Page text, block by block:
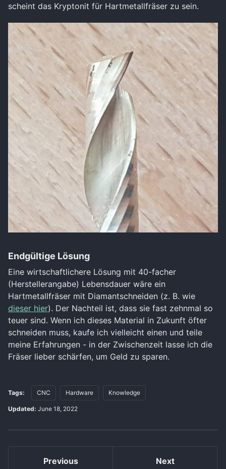
scheint das Kryptonit für Hartmetallfräser zu sein.
Endgültige Lösung
Eine wirtschaftlichere Lösung mit 40-facher
(Herstellerangabe) Lebensdauer wäre ein
Hartmetallfräser mit Diamantschneiden (z. B. wie
dieser hier). Der Nachteil ist, dass sie fast zehnmal so
teuer sind. Wenn ich dieses Material in Zukunft öfter
schneiden muss, kaufe ich vielleicht einen und teile
meine Erfahrungen - in der Zwischenzeit lasse ich die
Fräser lieber schärfen, um Geld zu sparen.
Tags: CNC Hardware Knowledge
Updated: June 18, 2022
Previous Next